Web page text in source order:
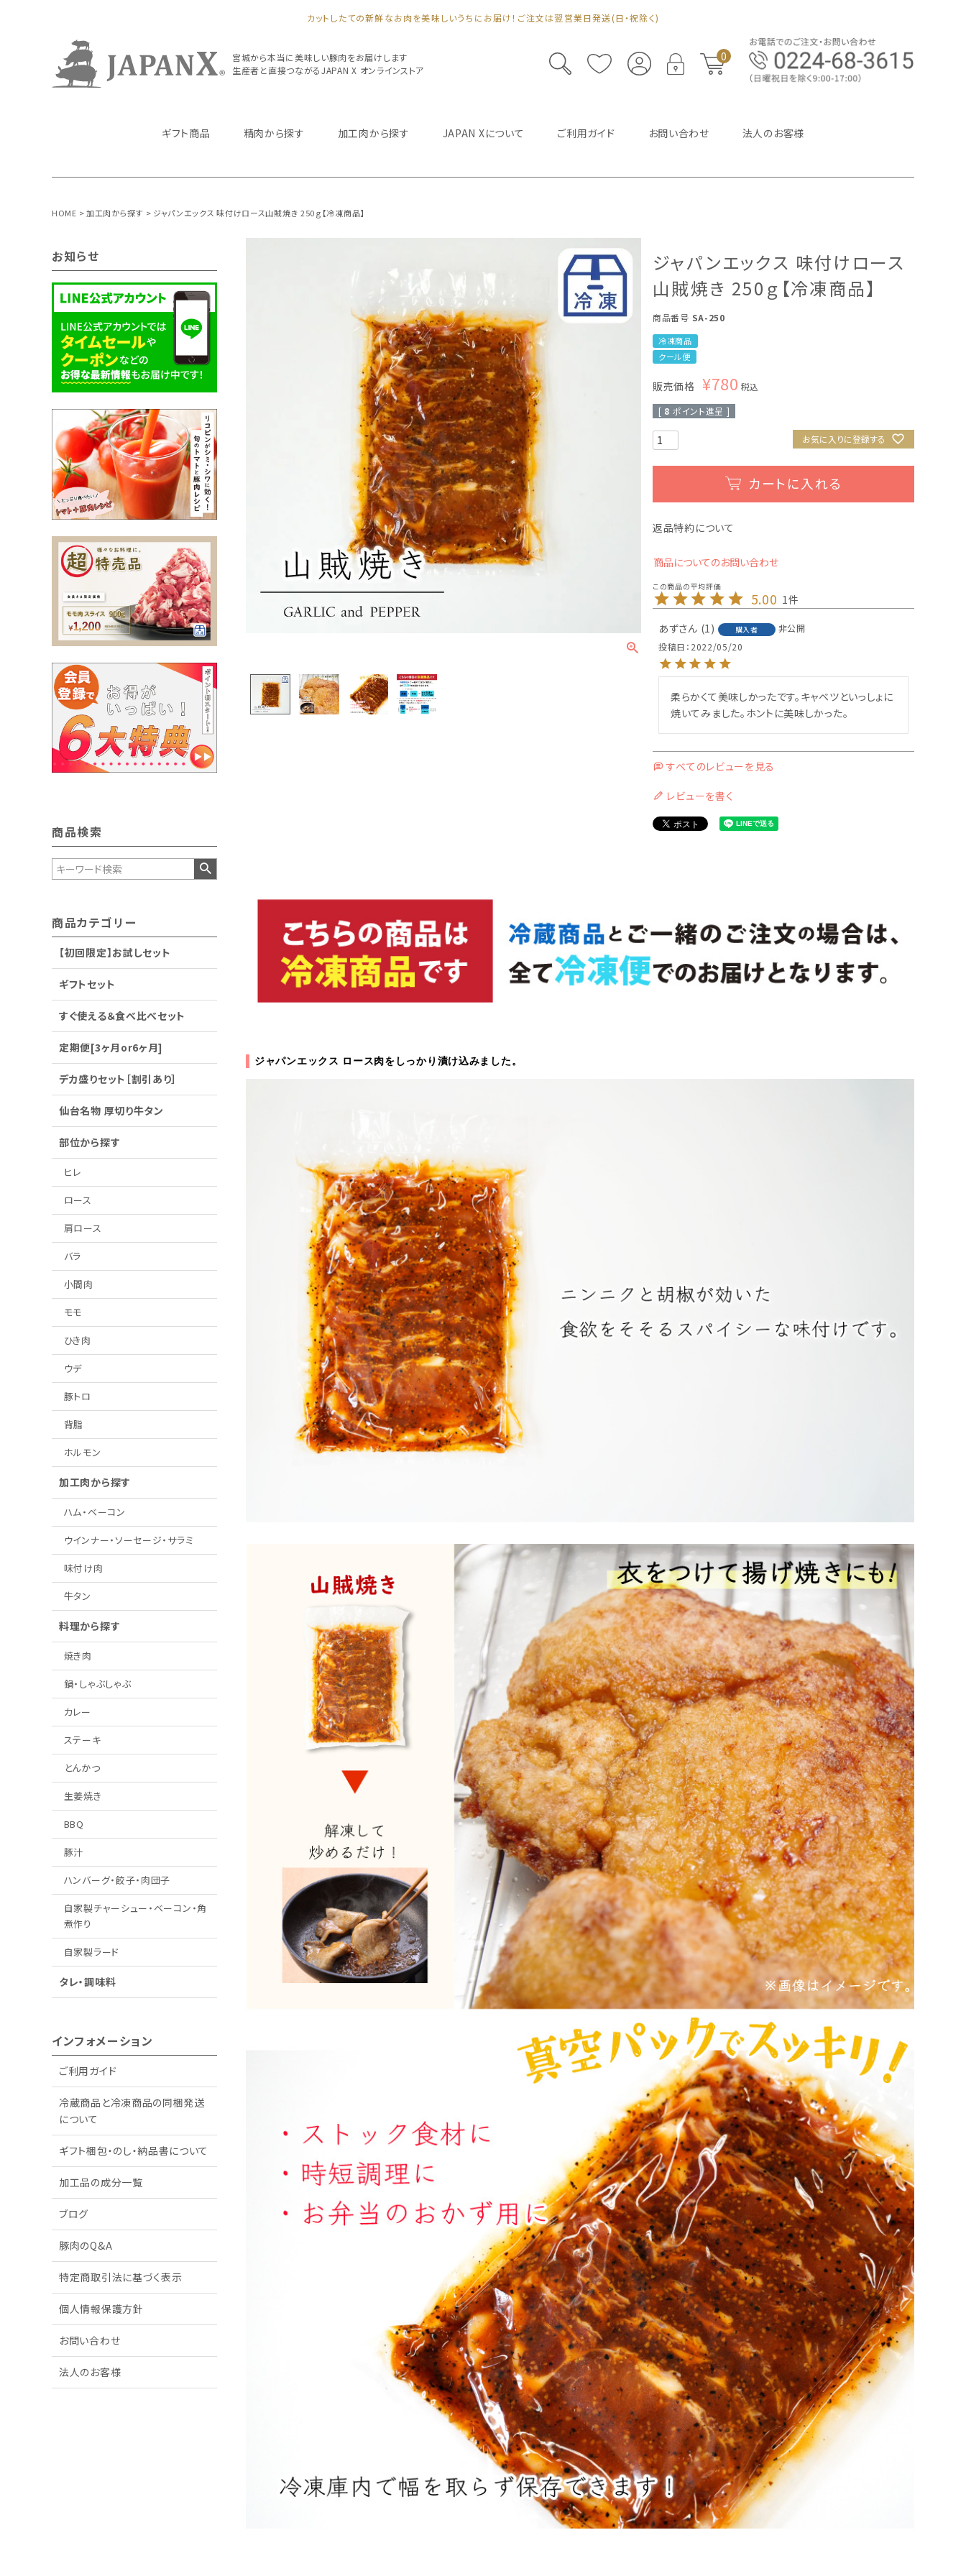
カットしたての新鮮なお肉を美味しいうちにお届け！ご注文は翌営業日発送(日・祝除く)
宮城から本当に美味しい豚肉をお届けします
生産者と直接つながるJAPAN X オンラインストア
0
ギフト商品 精肉から探す 加工肉から探す JAPAN Xについて ご利用ガイド お問い合わせ 法人のお客様
HOME 加工肉から探す ジャパンエックス 味付けロース山賊焼き 250ｇ【冷凍商品】
お知らせ
商品検索
商品カテゴリー
【初回限定】お試しセット
ギフトセット
すぐ使える＆食べ比べセット
定期便[3ヶ月or6ヶ月]
デカ盛りセット［割引あり］
仙台名物 厚切り牛タン
部位から探す
ヒレ
ロース
肩ロース
バラ
小間肉
モモ
ひき肉
ウデ
豚トロ
背脂
ホルモン
加工肉から探す
ハム・ベーコン
ウインナー・ソーセージ・サラミ
味付け肉
牛タン
料理から探す
焼き肉
鍋・しゃぶしゃぶ
カレー
ステーキ
とんかつ
生姜焼き
BBQ
豚汁
ハンバーグ・餃子・肉団子
自家製チャーシュー・ベーコン・角
煮作り
自家製ラード
タレ・調味料
インフォメーション
ご利用ガイド
冷蔵商品と冷凍商品の同梱発送
について
ギフト梱包・のし・納品書について
加工品の成分一覧
ブログ
豚肉のQ&A
特定商取引法に基づく表示
個人情報保護方針
お問い合わせ
法人のお客様
ジャパンエックス 味付けロース
山賊焼き 250ｇ【冷凍商品】
商品番号 SA-250
冷凍商品
クール便
販売価格 ¥780 税込
[ 8 ポイント進呈 ]
お気に入りに登録する
カートに入れる
返品特約について
商品についてのお問い合わせ
5.00 1
あず
1 購入者
非公開
投稿日 2022/05/20
柔らかくて美味しかったです。キャベツといっしょに
焼いてみました。ホントに美味しかった。
すべてのレビューを見る
レビューを書く
ジャパンエックス ロース肉をしっかり漬け込みました。